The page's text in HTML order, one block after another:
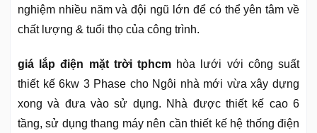
nghiệm nhiều năm và đội ngũ lớn để có thể yên tâm về
chất lượng & tuổi thọ của công trình.
giá lắp điện mặt trời tphcm hòa lưới với công suất
thiết kế 6kw 3 Phase cho Ngôi nhà mới vừa xây dựng
xong và đưa vào sử dụng. Nhà được thiết kế cao 6
tầng, sử dụng thang máy nên cần thiết kế hệ thống điện